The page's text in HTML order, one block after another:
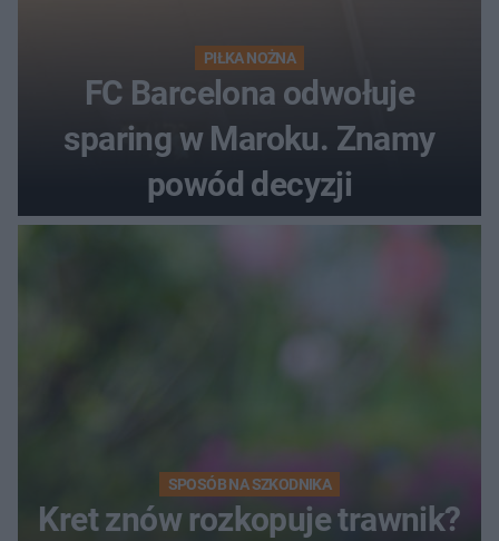
PIŁKA NOŻNA
FC Barcelona odwołuje
sparing w Maroku. Znamy
powód decyzji
SPOSÓB NA SZKODNIKA
Kret znów rozkopuje trawnik?